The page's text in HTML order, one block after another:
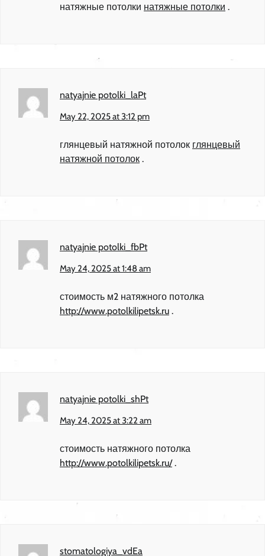
натяжные потолки натяжные потолки .
natyajnie potolki_laPt
May 22, 2025 at 3:12 pm
глянцевый натяжной потолок глянцевый
натяжной потолок .
natyajnie potolki_fbPt
May 24, 2025 at 1:48 am
стоимость м2 натяжного потолка
http://www.potolkilipetsk.ru .
natyajnie potolki_shPt
May 24, 2025 at 3:22 am
стоимость натяжного потолка
http://www.potolkilipetsk.ru/.
stomatologiya_vdEa